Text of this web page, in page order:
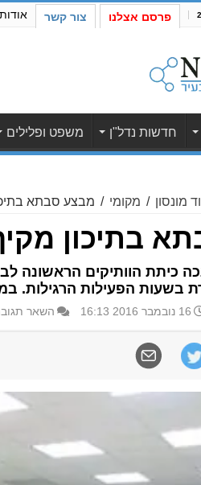
פרסם אצלנו צור קשר
חדשות נדל"ן משפט ופלילים
מונסון / מקומי / מבצע סבתא
בתיכון
כיתת הוותיקים הראשונה
בשעות הפעילות הרגילות.
16 נובמבר 2016 16:13 השאר